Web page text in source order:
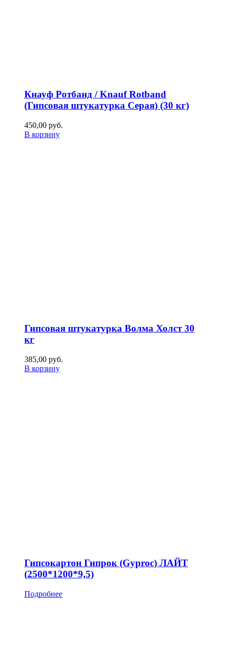
Кнауф Ротбанд / Knauf Rotband
(Гипсовая штукатурка Серая) (30 кг)
450,00 руб.
В корзину
Гипсовая штукатурка Волма Холст 30
кг
385,00 руб.
В корзину
Гипсокартон Гипрок (Gyproc) ЛАЙТ
(2500*1200*9,5)
Подробнее